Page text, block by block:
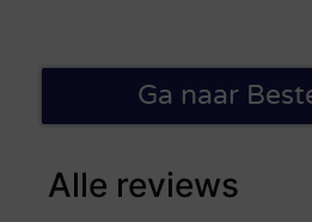
Ga naar
Alle reviews